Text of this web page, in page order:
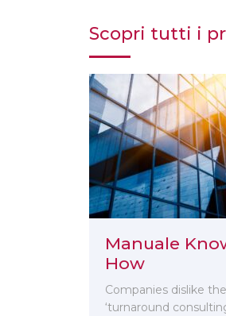
Scopri tutti i
Manuale
How
Companies dislike
‘turnaround